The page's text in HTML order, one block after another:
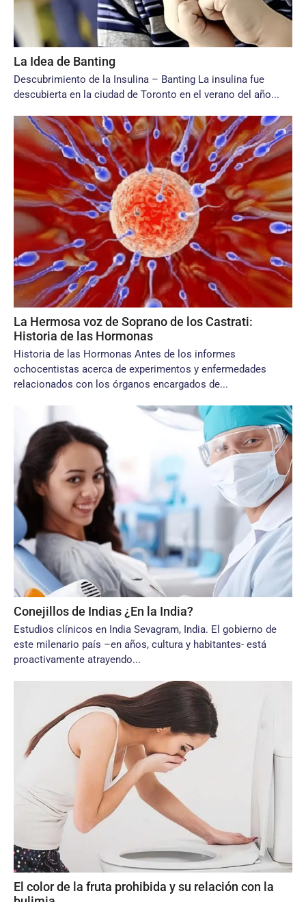
La Idea de Banting
Descubrimiento de la Insulina – Banting La insulina fue
descubierta en la ciudad de Toronto en el verano del año...
La Hermosa voz de Soprano de los Castrati:
Historia de las Hormonas
Historia de las Hormonas Antes de los informes
ochocentistas acerca de experimentos y enfermedades
relacionados con los órganos encargados de...
Conejillos de Indias ¿En la India?
Estudios clínicos en India Sevagram, India. El gobierno de
este milenario país –en años, cultura y habitantes- está
proactivamente atrayendo...
El color de la fruta prohibida y su relación con la